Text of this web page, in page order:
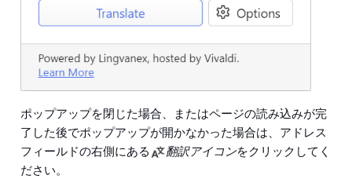
ポップアップを閉じた場合、またはページの読み込みが完
了した後でポップアップが開かなかった場合は、アドレス
フィールドの右側にある
翻訳アイコンをクリックしてく
ださい。